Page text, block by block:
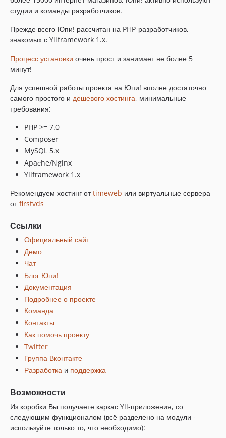
0.7-beta-2
0.6
0.6-beta
dev-dev
dev-attributes
dev-pays
dev-refactor-upload
студии и команды разработчиков.
Прежде всего Юпи! рассчитан на PHP-разработчиков,
знакомых с Yiiframework 1.x.
Процесс установки очень прост и занимает не более 5
минут!
Для успешной работы проекта на Юпи! вполне достаточно
самого простого и дешевого хостинга, минимальные
требования:
PHP >= 7.0
Composer
MySQL 5.x
Apaсhe/Nginx
Yiiframework 1.x
Рекомендуем хостинг отtimeweb или виртуальные сервера
отfirstvds
Ссылки
Официальный сайт
Демо
Чат
Блог Юпи!
Документация
Подробнее о проекте
Команда
Контакты
Как помочь проекту
Twitter
Группа Вконтакте
Разработка и поддержка
Возможности
Из коробки Вы получаете каркас Yii-приложения, со
следующим функционалом (всё разделено на модули -
используйте только то, что необходимо):